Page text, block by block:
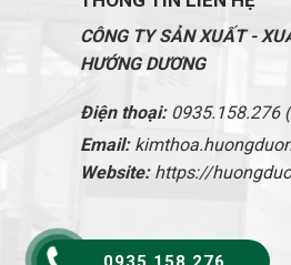
CÔNG TY SẢN XUẤT -
HƯỚNG DƯƠNG
Điện thoại:0935.158.276
Email:
Website:https://